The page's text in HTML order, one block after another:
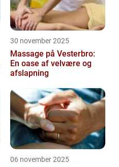
30 november 2025
Massage på Vesterbro:
En oase af velvære og
afslapning
06 november 2025